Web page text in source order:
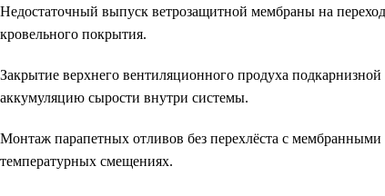
Недостаточный выпуск ветрозащитной мембраны на
кровельного покрытия.
Закрытие верхнего вентиляционного продуха
аккумуляцию сырости внутри системы.
Монтаж парапетных отливов без перехлёста с
температурных смещениях.